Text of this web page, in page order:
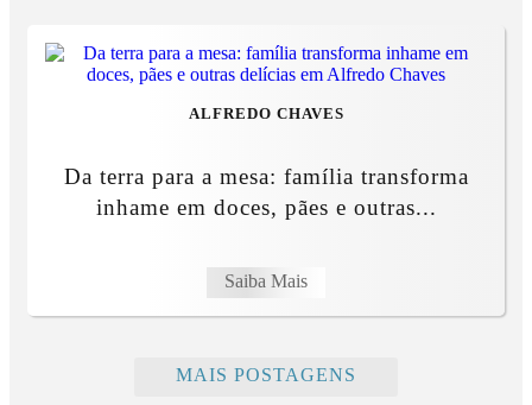
ALFREDO CHAVES
Da terra para a mesa: família transforma
inhame em doces, pães e outras...
Saiba Mais
MAIS POSTAGENS